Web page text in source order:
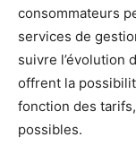
consommateurs
services de
suivre l’évolution
offrent la
fonction des
possibles.